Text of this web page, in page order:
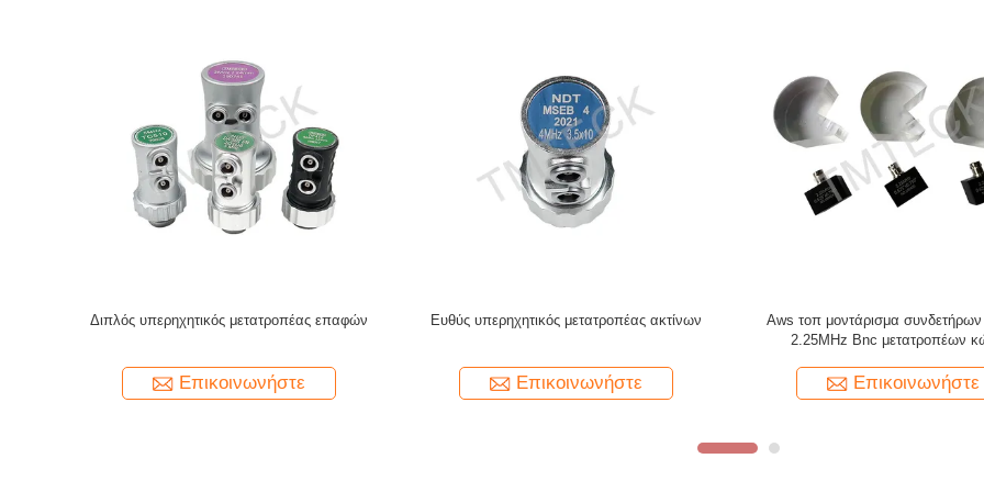
Φάσιμη ανίχνευση συστοιχίας 4L16-1.0X16-
Επικοινωνήστε
Η γραμμή ανίχνευσης συστοιχίας που
Επικοινωνήστε
PT-08 Μετατροπέας
υπερηχητικό μετρητή πάχους
Επικοινωνήστε